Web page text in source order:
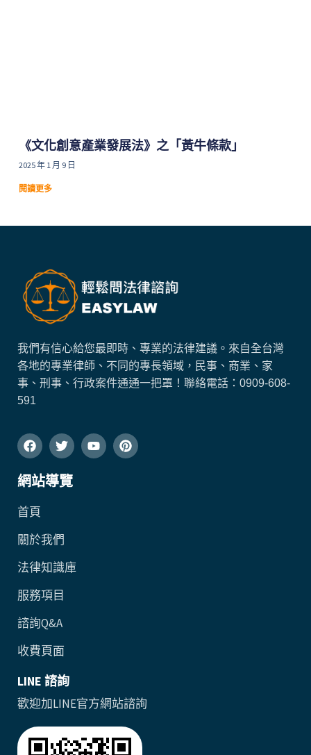
《文化創意產業發展法》之「黃牛條款」
2025 年 1 月 9 日
閱讀更多
我們有信心給您最即時、專業的法律建議。來自全台灣
各地的專業律師、不同的專長領域，民事、商業、家
事、刑事、行政案件通通一把罩！ 聯絡電話： 0909-608-
591
網站導覽
首頁
關於我們
法律知識庫
服務項目
諮詢Q&A
收費頁面
LINE 諮詢
歡迎加LINE官方網站諮詢